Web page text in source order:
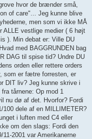
hvor de brænder små,
of care"... Jeg kunne blive
men som vi ikke MÅ
ALLE vestlige medier ( 6 højt
). Min debat er: Ville DU
med BAGGRUNDEN bag
DAG til spise tid? Undre DU
orden eller rettere orders
som er fætre forresten, er
DIT liv? Jeg kunne skrive i
tårnene: Op mod 1
nu dø af det. Hvorfor? Fordi
100 dele af en MILLIMETER?
i luften med C4 eller
om den slags: Fordi den
2001 var Amerikanerne